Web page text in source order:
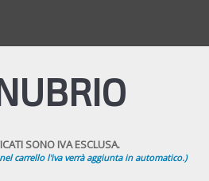
SONO IVA ESCLUSA.
carrello l'iva verrà aggiunta in automatico.)